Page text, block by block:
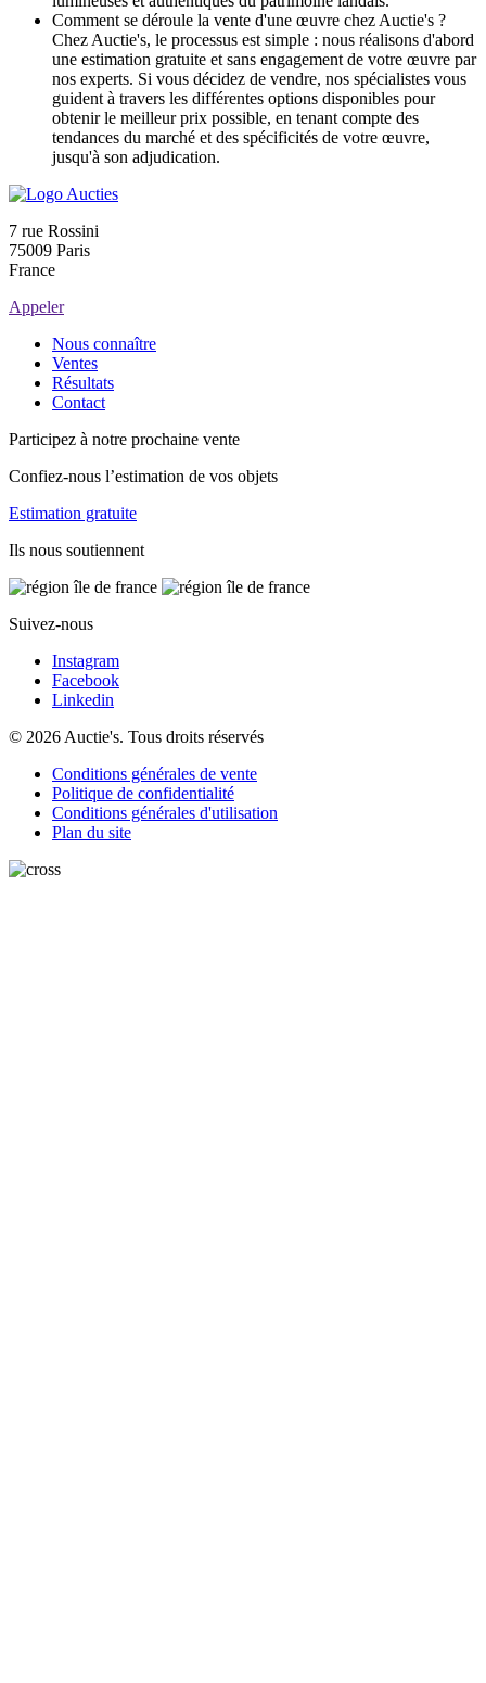
Comment se déroule la vente d'une œuvre chez Auctie's ?
Chez Auctie's, le processus est simple : nous réalisons d'abord
une estimation gratuite et sans engagement de votre œuvre par
nos experts. Si vous décidez de vendre, nos spécialistes vous
guident à travers les différentes options disponibles pour
obtenir le meilleur prix possible, en tenant compte des
tendances du marché et des spécificités de votre œuvre,
jusqu'à son adjudication.
7 rue Rossini
75009 Paris
France
Appeler
Nous connaître
Ventes
Résultats
Contact
Participez à notre prochaine vente
Confiez-nous l’estimation de vos objets
Estimation gratuite
Ils nous soutiennent
Suivez-nous
Instagram
Facebook
Linkedin
© 2026 Auctie's. Tous droits réservés
Conditions générales de vente
Politique de confidentialité
Conditions générales d'utilisation
Plan du site